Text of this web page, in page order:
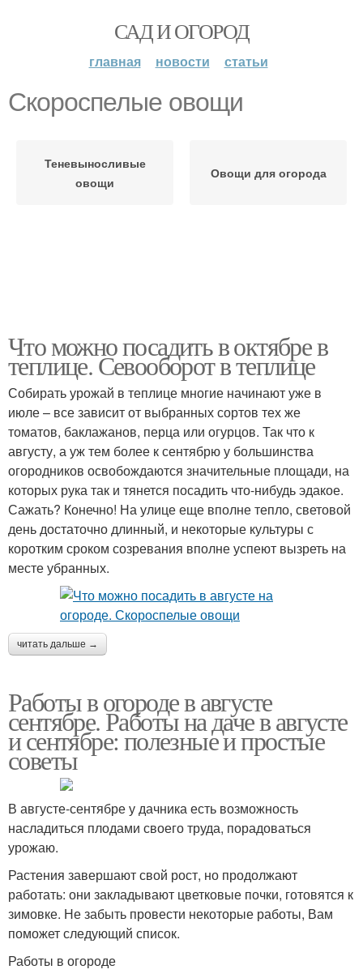
САД И ОГОРОД
главная новости статьи
Скороспелые овощи
Теневыносливые
овощи
Овощи для огорода
Что можно посадить в октябре в
теплице. Севооборот в теплице
Собирать урожай в теплице многие начинают уже в
июле – все зависит от выбранных сортов тех же
томатов, баклажанов, перца или огурцов. Так что к
августу, а уж тем более к сентябрю у большинства
огородников освобождаются значительные площади, на
которых рука так и тянется посадить что-нибудь эдакое.
Сажать? Конечно! На улице еще вполне тепло, световой
день достаточно длинный, и некоторые культуры с
коротким сроком созревания вполне успеют вызреть на
месте убранных.
читать дальше →
Работы в огороде в августе
сентябре. Работы на даче в августе
и сентябре: полезные и простые
советы
В августе-сентябре у дачника есть возможность
насладиться плодами своего труда, порадоваться
урожаю.
Растения завершают свой рост, но продолжают
работать: они закладывают цветковые почки, готовятся к
зимовке. Не забыть провести некоторые работы, Вам
поможет следующий список.
Работы в огороде